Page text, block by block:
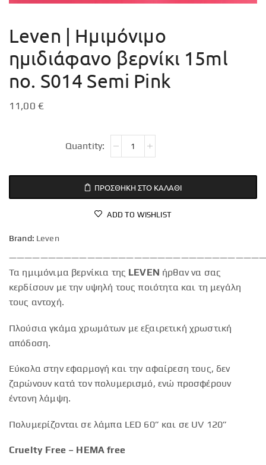
Leven | Ημιμόνιμο
ημιδιάφανο βερνίκι 15ml
no. S014 Semi Pink
11,00 €
ΠΡΟΣΘΉΚΗ ΣΤΟ ΚΑΛΆΘΙ
ADD TO WISHLIST
Brand: Leven
Τα ημιμόνιμα βερνίκια της LEVEN ήρθαν να σας
κερδίσουν με την υψηλή τους ποιότητα και τη μεγάλη
τους αντοχή.
Πλούσια γκάμα χρωμάτων με εξαιρετική χρωστική
απόδοση.
Εύκολα στην εφαρμογή και την αφαίρεση τους, δεν
ζαρώνουν κατά τον πολυμερισμό, ενώ προσφέρουν
έντονη λάμψη.
Πολυμερίζονται σε λάμπα LED 60” και σε UV 120”
Cruelty Free – HEMA free